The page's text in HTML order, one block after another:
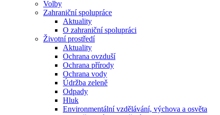
Volby
Zahraniční spolupráce
Aktuality
O zahraniční spolupráci
Životní prostředí
Aktuality
Ochrana ovzduší
Ochrana přírody
Ochrana vody
Údržba zeleně
Odpady
Hluk
Environmentální vzdělávání, výchova a osvěta